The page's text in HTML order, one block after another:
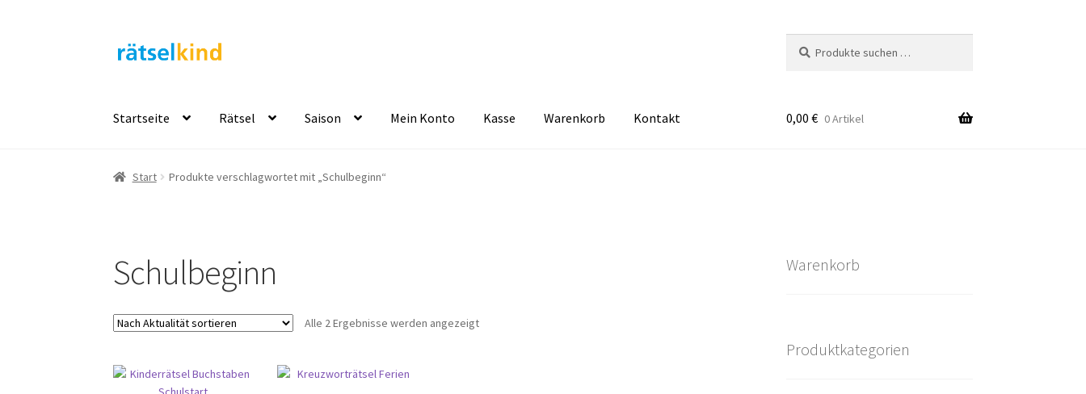
Zur
Navigation
Zum
Inhalt
nach:
Startseite Rätsel Saison Mein Konto Kasse Warenkorb Kontakt
Start AGB Cookie-Richtlinie (EU) Datenschutzbelehrung
0,00 € 0 Artikel
Start Produkte verschlagwortet mit „Schulbeginn“
Schulbeginn
Alle 2 Ergebnisse werden angezeigtNach
Warenkorb
Produktkategorien